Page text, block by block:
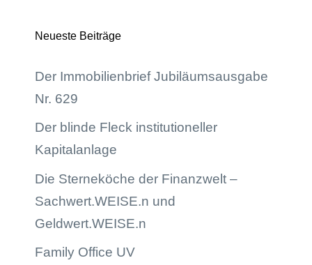
Neueste Beiträge
Der Immobilienbrief Jubiläumsausgabe
Nr. 629
Der blinde Fleck institutioneller
Kapitalanlage
Die Sterneköche der Finanzwelt –
Sachwert.WEISE.n und
Geldwert.WEISE.n
Family Office UV